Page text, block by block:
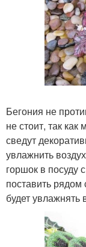
Бегония не
не стоит, так
сведут
увлажнить
горшок в посуду
поставить рядом
будет увлажнять